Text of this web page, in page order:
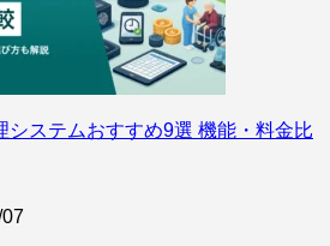
システムおすすめ9選 機能・料金比